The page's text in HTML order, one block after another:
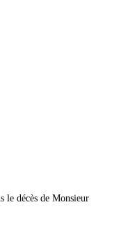
le décès de Monsieur